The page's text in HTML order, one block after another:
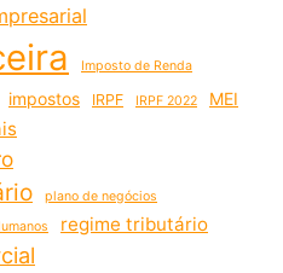
Imposto de Renda
impostos IRPF IRPF 2022
MEI
plano de negócios
regime tributário